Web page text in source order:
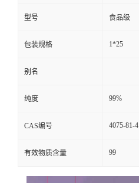
型号 食品级
包装规格 1*25
别名
纯度 99%
CAS编号 4075-81-4
有效物质含量 99